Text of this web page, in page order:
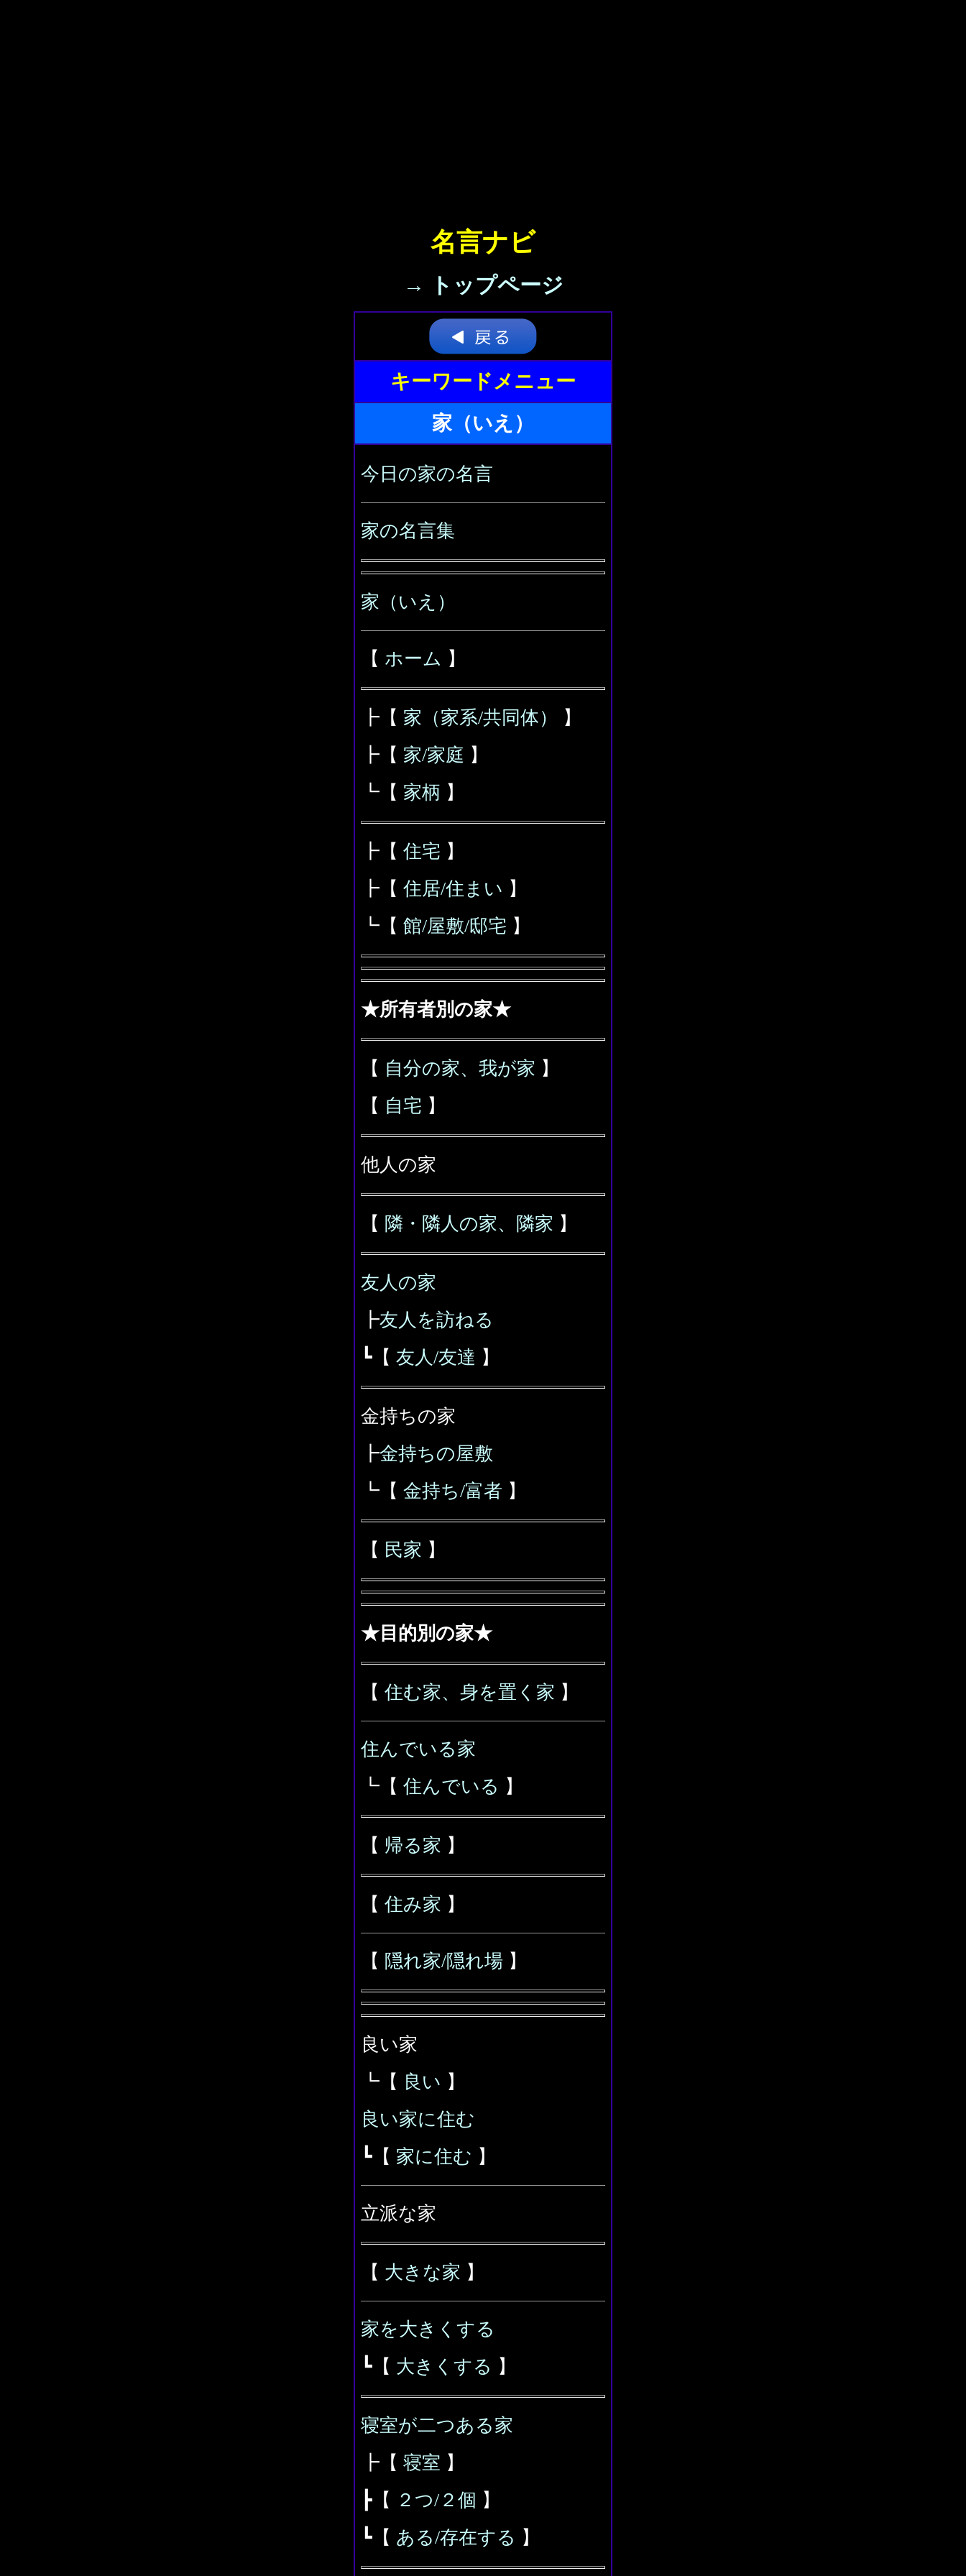
名言ナビ
→ トップページ
キーワードメニュー
家（いえ）
今日の家の名言
家の名言集
家（いえ）
【 ホーム 】
┣【 家（家系/共同体）
】
┣【 家/家庭 】
┗【 家柄 】
┣【 住宅 】
┣【 住居/住まい 】
┗【 館/屋敷/邸宅 】
★所有者別の家★
【 自分の家、我が家 】
【 自宅 】
他人の家
【 隣・隣人の家、隣家 】
友人の家
┣友人を訪ねる
┗【 友人/友達 】
金持ちの家
┣金持ちの屋敷
┗【 金持ち/富者 】
【 民家 】
★目的別の家★
【 住む家、身を置く家 】
住んでいる家
┗【 住んでいる 】
【 帰る家 】
【 住み家 】
【 隠れ家/隠れ場 】
良い家
┗【 良い 】
良い家に住む
┗【 家に住む 】
立派な家
【 大きな家 】
家を大きくする
┗【 大きくする 】
寝室が二つある家
┣【 寝室 】
┣【
２つ/２個 】
┗【 ある/存在する 】